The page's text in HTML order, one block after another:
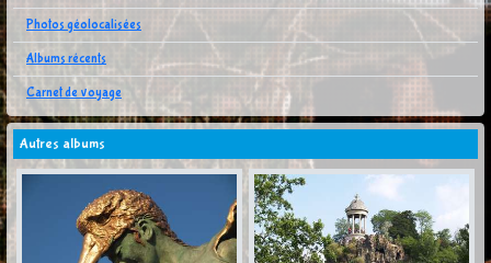
Photos géolocalisées
Albums récents
Carnet de voyage
Autres albums